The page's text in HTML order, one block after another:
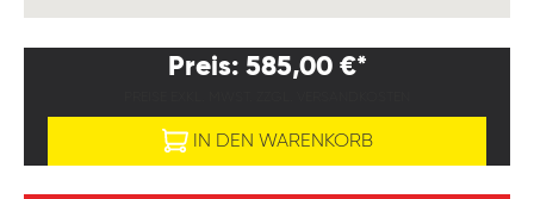
Preis: 585,00 €*
IN DEN WARENKORB